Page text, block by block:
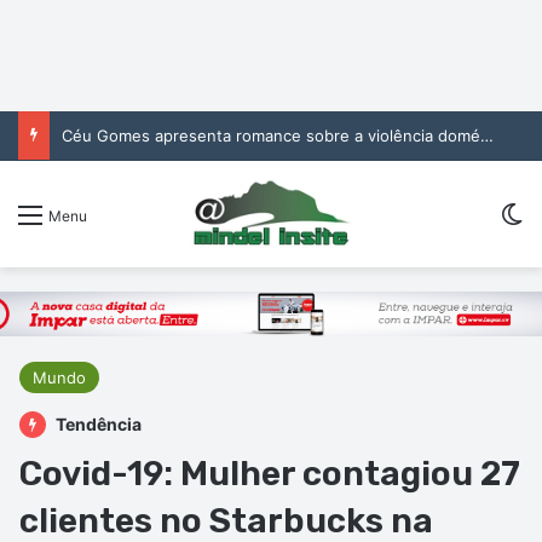
Céu Gomes apresenta romance sobre a violência doméstica no CCM
Menu
Mundo
Tendência
Covid-19: Mulher contagiou 27
clientes no Starbucks na